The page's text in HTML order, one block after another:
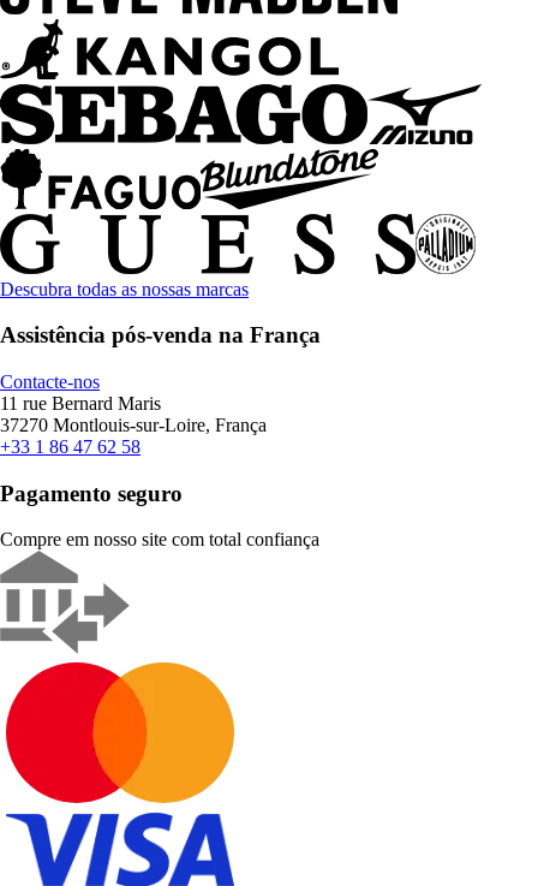
Descubra todas as nossas marcas
Assistência pós-venda na França
Contacte-nos
11 rue Bernard Maris
37270 Montlouis-sur-Loire, França
+33 1 86 47 62 58
Pagamento seguro
Compre em nosso site com total confiança